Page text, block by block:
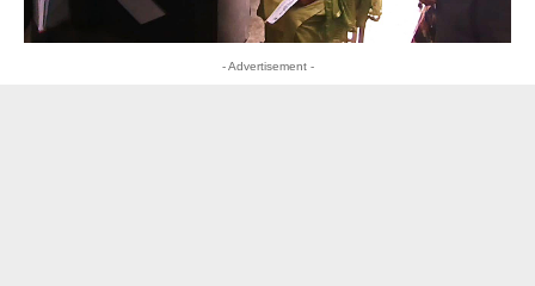
- Advertisement -